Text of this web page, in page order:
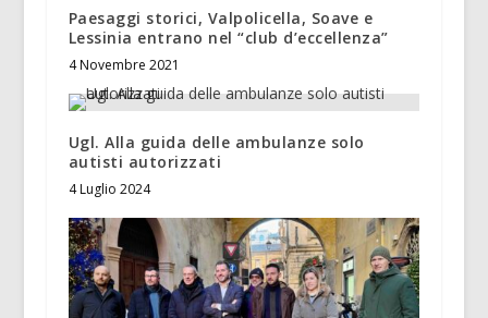
Paesaggi storici, Valpolicella, Soave e
Lessinia entrano nel “club d’eccellenza”
4 Novembre 2021
Ugl. Alla guida delle ambulanze solo
autisti autorizzati
4 Luglio 2024